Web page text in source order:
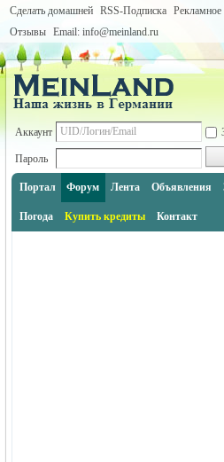
Сделать домашней RSS-Подписка Рекламное
Отзывы Email: info@meinland.ru
Аккаунт
Пароль
Портал Форум Лента Объявления
Погода Купить кредиты Контакт